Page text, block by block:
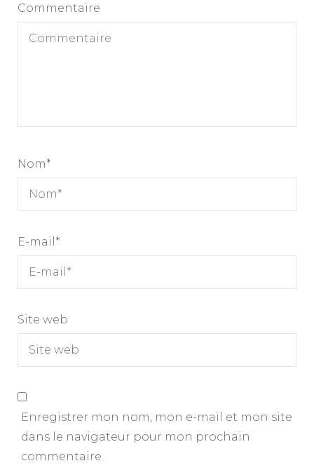
Commentaire
Nom*
E-mail *
Site web
Enregistrer mon nom, mon e-mail et mon site
dans le navigateur pour mon prochain
commentaire.